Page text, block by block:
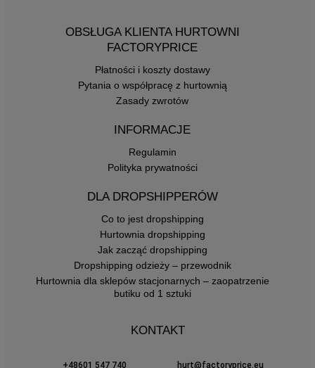
OBSŁUGA KLIENTA HURTOWNI
FACTORYPRICE
Płatności i koszty dostawy
Pytania o współpracę z hurtownią
Zasady zwrotów
INFORMACJE
Regulamin
Polityka prywatności
DLA DROPSHIPPERÓW
Co to jest dropshipping
Hurtownia dropshipping
Jak zacząć dropshipping
Dropshipping odzieży – przewodnik
Hurtownia dla sklepów stacjonarnych – zaopatrzenie
butiku od 1 sztuki
KONTAKT
+48601 547 740 hurt@factoryprice.eu